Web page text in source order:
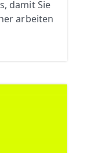
damit Sie
arbeiten